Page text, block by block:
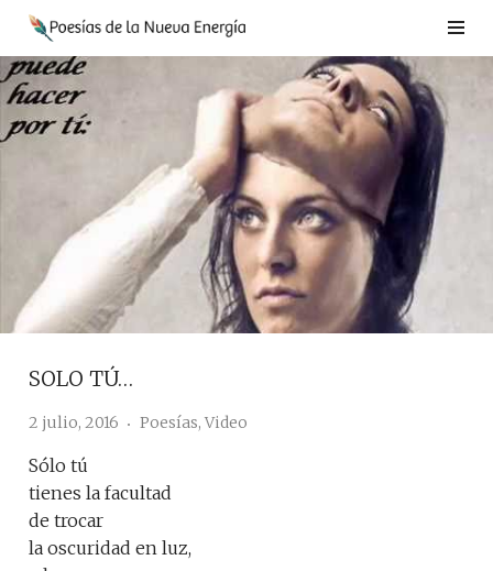
Saltar
contenido
SOLO TÚ…
2 julio, 2016 Poesías, Video
Sólo tú
tienes la facultad
de trocar
la oscuridad en luz,